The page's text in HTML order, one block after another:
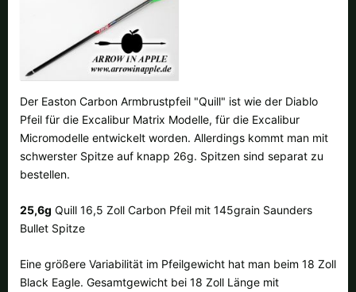
Der Easton Carbon Armbrustpfeil "Quill" ist wie der Diablo
Pfeil für die Excalibur Matrix Modelle, für die Excalibur
Micromodelle entwickelt worden. Allerdings kommt man mit
schwerster Spitze auf knapp 26g. Spitzen sind separat zu
bestellen.
25,6g Quill 16,5 Zoll Carbon Pfeil mit 145grain Saunders
Bullet Spitze
Eine größere Variabilität im Pfeilgewicht hat man beim 18 Zoll
Black Eagle. Gesamtgewicht bei 18 Zoll Länge mit
Portugal |€
Schweiz |Fr.
Slowenien | € Spanien |
Tschechien | Ungarn | Ft